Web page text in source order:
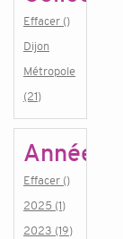
Effacer ()
Dijon
Métropole
(21)
Année
Effacer ()
2025 (1)
2023 (19)